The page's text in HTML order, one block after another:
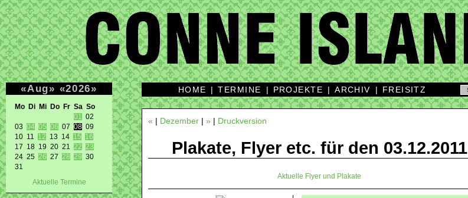
«Aug» «2026»
Mo Di Mi Do Fr Sa So
01
02
03 04 05 06 07 08 09
10 11 12 13 14 15
16
17 18 19 20 21 22
23
24 25 26 27 28 29 30
31
Aktuelle Termine
HOME |TERMINE | PROJEKTE |ARCHIV | FREISITZ
« | Dezember | » | Druckversion
Plakate, Flyer etc. für den 03.12.2011
Aktuelle Flyer und Plakate